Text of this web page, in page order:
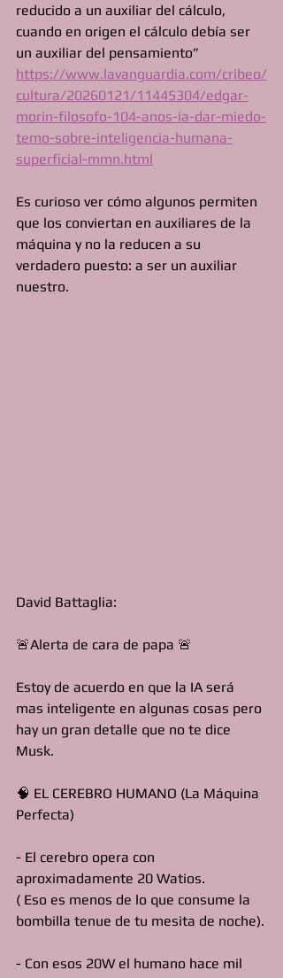
reducido a un auxiliar del cálculo,
cuando en origen el cálculo debía ser
un auxiliar del pensamiento”
https://www.lavanguardia.com/cribeo/
cultura/20260121/11445304/edgar-
morin-filosofo-104-anos-ia-dar-miedo-
temo-sobre-inteligencia-humana-
superficial-mmn.html
Es curioso ver cómo algunos permiten
que los conviertan en auxiliares de la
máquina y no la reducen a su
verdadero puesto: a ser un auxiliar
nuestro.
David Battaglia:
🚨Alerta de cara de papa 🚨
Estoy de acuerdo en que la IA será
mas inteligente en algunas cosas pero
hay un gran detalle que no te dice
Musk.
🧠 EL CEREBRO HUMANO (La Máquina
Perfecta)
- El cerebro opera con
aproximadamente 20 Watios.
( Eso es menos de lo que consume la
bombilla tenue de tu mesita de noche).
- Con esos 20W el humano hace mil